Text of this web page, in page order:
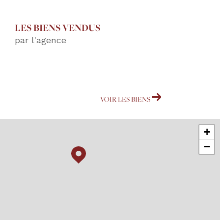
LES BIENS VENDUS
par l'agence
VOIR LES BIENS
+
−